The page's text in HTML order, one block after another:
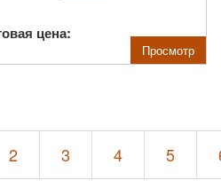
цена:
Просмотр
2 3 4 5